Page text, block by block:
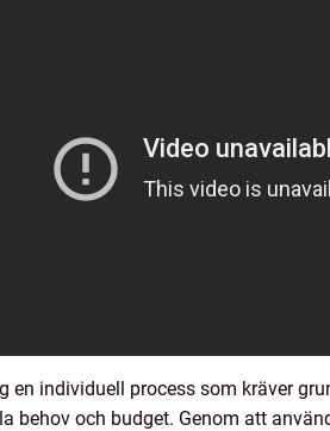
individuell process som kräver
behov och budget. Genom att